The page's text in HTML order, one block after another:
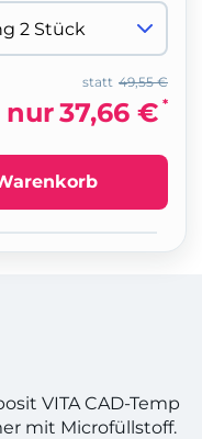
49,55 €
statt
nur37,66 € *
VITA CAD-Temp
mit Microfüllstoff.